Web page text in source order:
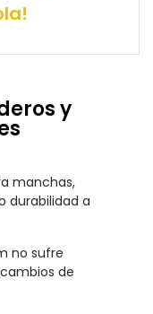
y
manchas,
durabilidad a
no sufre
de